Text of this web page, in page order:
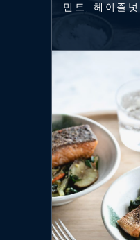
민트, 헤이즐넛